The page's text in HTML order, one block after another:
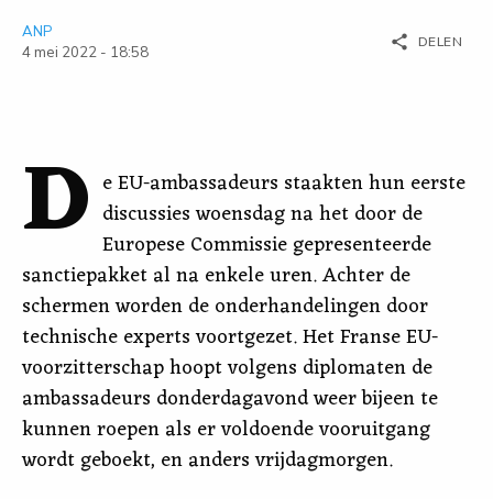
ANP
4 mei 2022 - 18:58
share DELEN
D e EU-ambassadeurs staakten hun eerste
discussies woensdag na het door de
Europese Commissie gepresenteerde
sanctiepakket al na enkele uren. Achter de
schermen worden de onderhandelingen door
technische experts voortgezet. Het Franse EU-
voorzitterschap hoopt volgens diplomaten de
ambassadeurs donderdagavond weer bijeen te
kunnen roepen als er voldoende vooruitgang
wordt geboekt, en anders vrijdagmorgen.